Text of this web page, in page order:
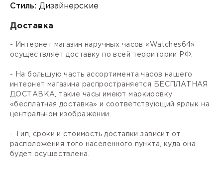
Стиль: Дизайнерские
Доставка
- Интернет магазин наручных часов «Watches64»
осуществляет доставку по всей территории РФ.
- На большую часть ассортимента часов нашего
интернет магазина распространяется БЕСПЛАТНАЯ
ДОСТАВКА, такие часы имеют маркировку
«бесплатная доставка» и соответствующий ярлык на
центральном изображении.
- Тип, сроки и стоимость доставки зависит от
расположения того населенного пункта, куда она
будет осуществлена.